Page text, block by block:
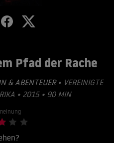
Pfad der Rache
& ABENTEUER• VEREINIGTE
• 2015 • 90 MIN